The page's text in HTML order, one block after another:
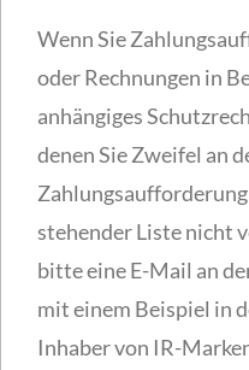
Wenn Sie
oder Rechnungen in
anhängiges
denen Sie Zweifel an
stehender Liste nicht
bitte eine E-Mail an
mit einem Beispiel in
Inhaber von IR-